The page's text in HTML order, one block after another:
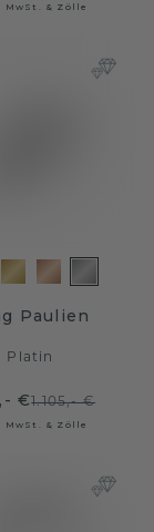
MwSt. & Zölle
Paulien
Platin
€1.105,- €
MwSt. & Zölle